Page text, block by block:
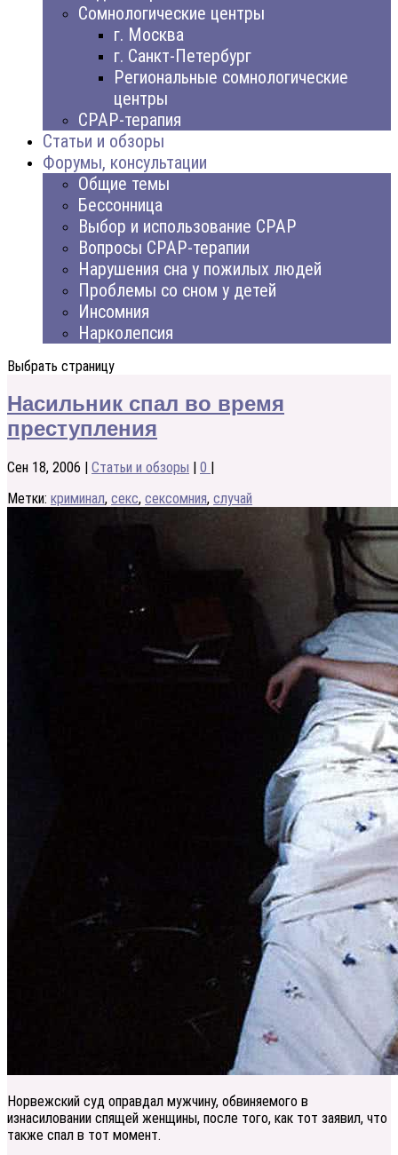
Сомнологические центры
г. Москва
г. Санкт-Петербург
Региональные сомнологические
центры
CPAP-терапия
Статьи и обзоры
Форумы, консультации
Общие темы
Бессонница
Выбор и использование CPAP
Вопросы CPAP-терапии
Нарушения сна у пожилых людей
Проблемы со сном у детей
Инсомния
Нарколепсия
Выбрать страницу
Насильник спал во время
преступления
Сен 18, 2006 Статьи и обзоры 0
Метки: криминал, секс, сексомния, случай
Норвежский суд оправдал мужчину, обвиняемого в
изнасиловании спящей женщины, после того, как тот заявил, что
также спал в тот момент.